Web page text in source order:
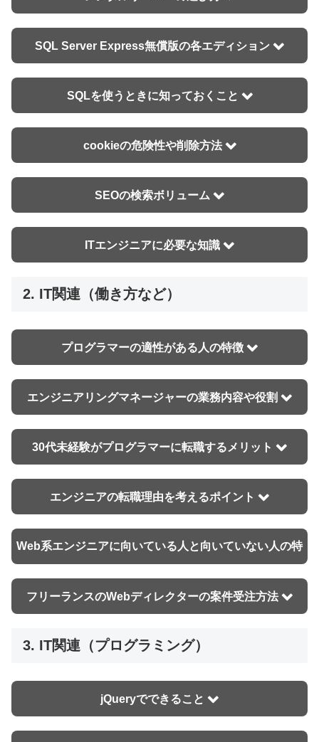
SQL Server Express無償版の各エディション
SQLを使うときに知っておくこと
cookieの危険性や削除方法
SEOの検索ボリューム
ITエンジニアに必要な知識
2. IT関連（働き方など）
プログラマーの適性がある人の特徴
エンジニアリングマネージャーの業務内容や役割
30代未経験がプログラマーに転職するメリット
エンジニアの転職理由を考えるポイント
Web系エンジニアに向いている人と向いていない人の特
徴
フリーランスのWebディレクターの案件受注方法
3. IT関連（プログラミング）
jQueryでできること